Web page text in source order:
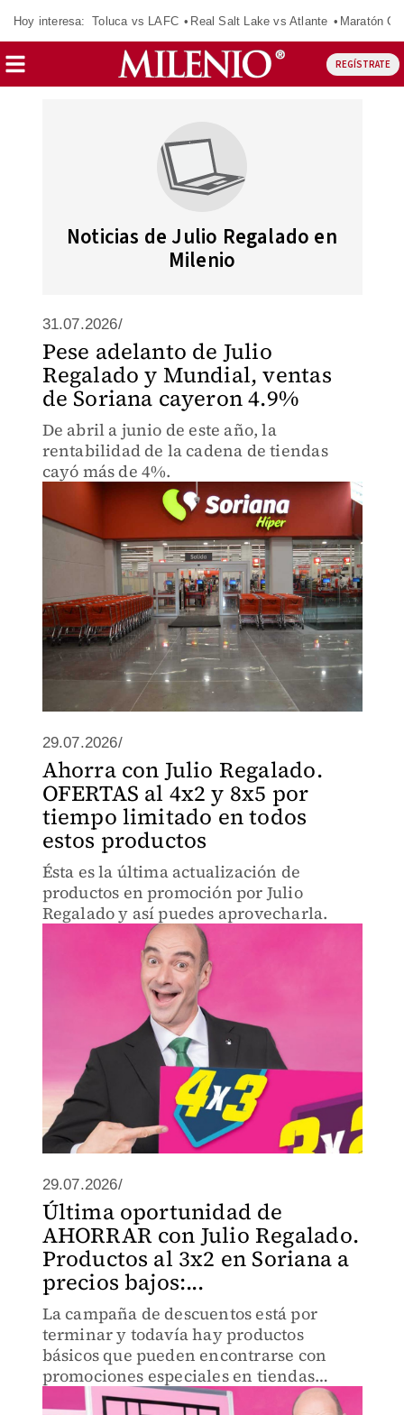
Hoy interesa: Toluca vs LAFC Real Salt Lake vs Atlante Maratón
REGÍSTRATE
Noticias de Julio Regalado en
Milenio
31.07.2026/
Pese adelanto de Julio
Regalado y Mundial, ventas
de Soriana cayeron 4.9%
De abril a junio de este año, la
rentabilidad de la cadena de tiendas
cayó más de 4%.
29.07.2026/
Ahorra con Julio Regalado.
OFERTAS al 4x2 y 8x5 por
tiempo limitado en todos
estos productos
Ésta es la última actualización de
productos en promoción por Julio
Regalado y así puedes aprovecharla.
29.07.2026/
Última oportunidad de
AHORRAR con Julio Regalado.
Productos al 3x2 en Soriana a
precios bajos:...
La campaña de descuentos está por
terminar y todavía hay productos
básicos que pueden encontrarse con
promociones especiales en tiendas
Soriana.